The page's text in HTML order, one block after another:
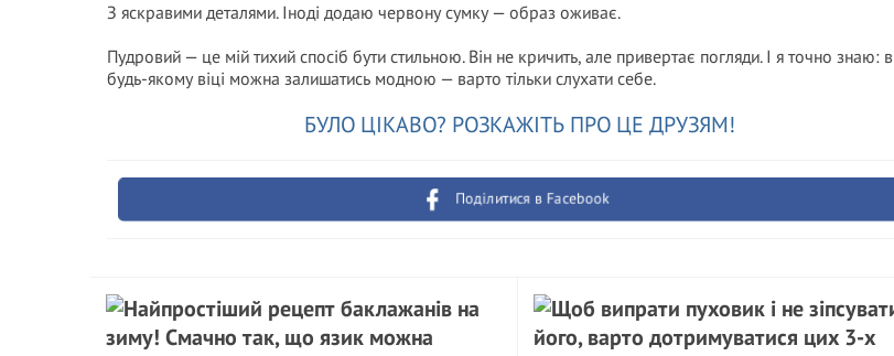
З яскравими деталями. Іноді додаю червону сумку — образ оживає.
Пудровий — це мій тихий спосіб бути стильною. Він не кричить, але привертає погляди. І я точно знаю: в
будь-якому віці можна залишатись модною — варто тільки слухати себе.
БУЛО ЦІКАВО? РОЗКАЖІТЬ ПРО ЦЕ ДРУЗЯМ!
Поділитися в Facebook